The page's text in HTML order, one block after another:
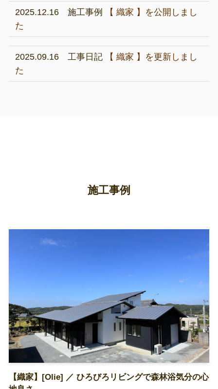
2025.12.16 施工事例
【 織家 】を公開しまし
た
2025.09.16 工事日記
【 織家 】を更新しまし
た
施工事例
【織家】[Olie] ／ ひろびろリビングで森林浴気分の心